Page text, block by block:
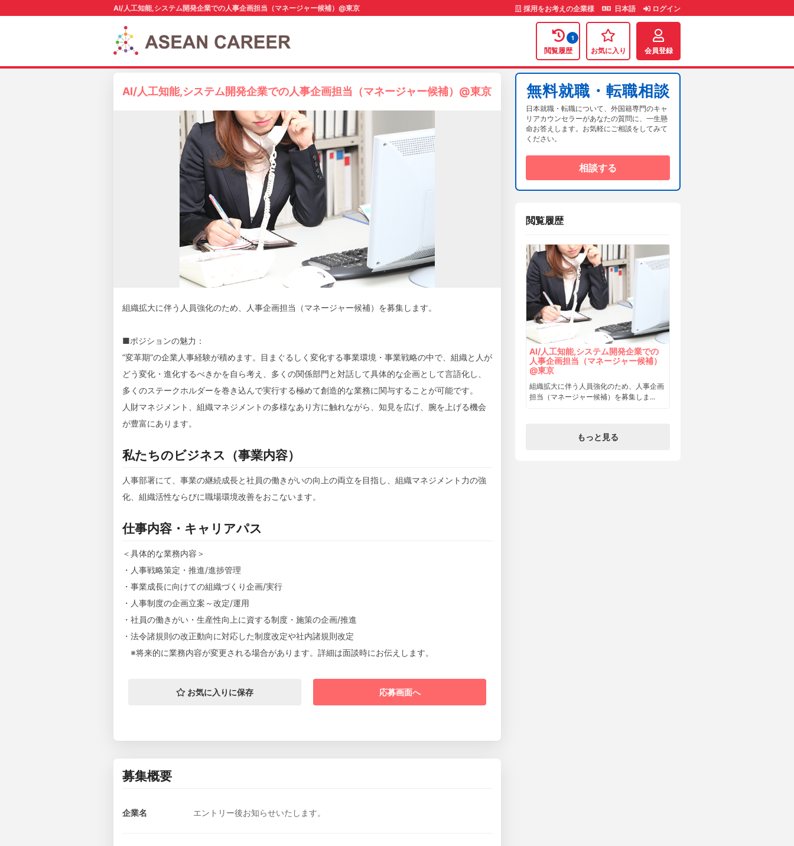
採用をお考えの企業様 日本語 ログイン
AI/人工知能,システム開発企業での人事企画担当（マネージャー候補）@東京
1
閲覧履歴 お気に入り 会員登録
AI/人工知能,システム開発企業での人事企画担当（マネージャー候補）@東京
組織拡大に伴う人員強化のため、人事企画担当（マネージャー候補）を募集します。
■ポジションの魅力：
”変革期”の企業人事経験が積めます。目まぐるしく変化する事業環境・事業戦略の中で、組織と人が
どう変化・進化するべきかを自ら考え、多くの関係部門と対話して具体的な企画として言語化し、
多くのステークホルダーを巻き込んで実行する極めて創造的な業務に関与することが可能です。
人財マネジメント、組織マネジメントの多様なあり方に触れながら、知見を広げ、腕を上げる機会
が豊富にあります。
私たちのビジネス（事業内容）
人事部署にて、事業の継続成長と社員の働きがいの向上の両立を目指し、組織マネジメント力の強
化、組織活性ならびに職場環境改善をおこないます。
仕事内容・キャリアパス
＜具体的な業務内容＞
・人事戦略策定・推進/進捗管理
・事業成長に向けての組織づくり企画/実行
・人事制度の企画立案～改定/運用
・社員の働きがい・生産性向上に資する制度・施策の企画/推進
・法令諸規則の改正動向に対応した制度改定や社内諸規則改定
※将来的に業務内容が変更される場合があります。詳細は面談時にお伝えします。
お気に入りに保存 応募画面へ
募集概要
企業名 エントリー後お知らせいたします。
無料就職・転職相談
日本就職・転職について、外国籍専門のキャ
リアカウンセラーがあなたの質問に、一生懸
命お答えします。お気軽にご相談をしてみて
ください。
相談する
閲覧履歴
AI/人工知能,システム開発企業での
人事企画担当（マネージャー候補）
@東京
組織拡大に伴う人員強化のため、人事企画
担当（マネージャー候補）を募集しま...
もっと見る